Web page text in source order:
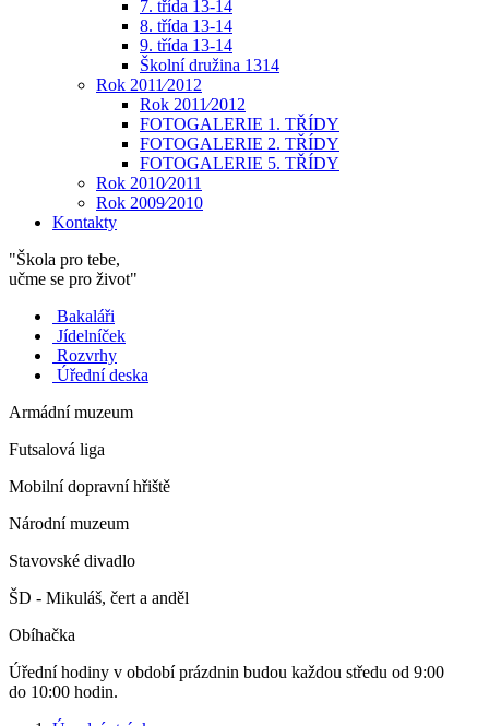
7. třída 13-14
8. třída 13-14
9. třída 13-14
Školní družina 1314
Rok 2011⁄2012
Rok 2011⁄2012
FOTOGALERIE 1. TŘÍDY
FOTOGALERIE 2. TŘÍDY
FOTOGALERIE 5. TŘÍDY
Rok 2010⁄2011
Rok 2009⁄2010
Kontakty
"Škola pro tebe,
učme se pro život"
Bakaláři
Jídelníček
Rozvrhy
Úřední deska
Armádní muzeum
Futsalová liga
Mobilní dopravní hřiště
Národní muzeum
Stavovské divadlo
ŠD - Mikuláš, čert a anděl
Obíhačka
Úřední hodiny v období prázdnin budou každou středu od 9:00
do 10:00 hodin.